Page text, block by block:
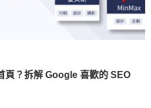
頁？拆解 Google 喜歡的 SEO